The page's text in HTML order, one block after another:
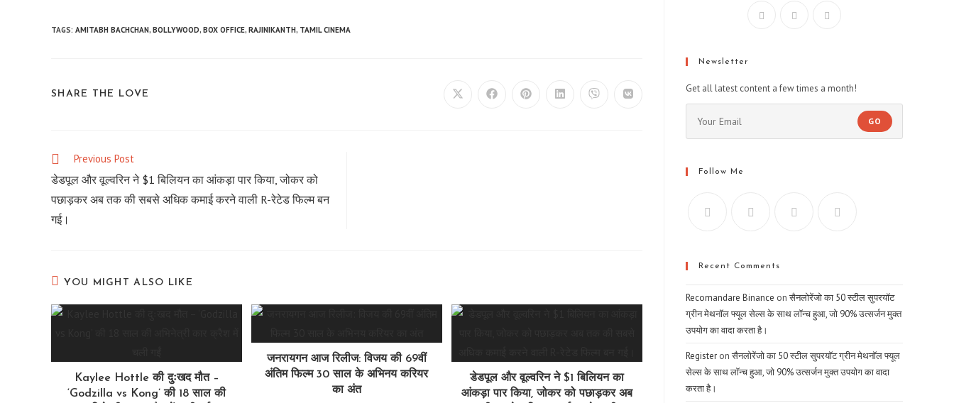
TAGS: AMITABH BACHCHAN, BOLLYWOOD, BOX OFFICE, RAJINIKANTH, TAMIL CINEMA
SHARE THE LOVE Opens Opens Opens Opens Opens Opens
Read
more
articles
Previous Post
डेडपूल और वूल्वरिन ने $1 बिलियन का आंकड़ा पार किया, जोकर को
पछाड़कर अब तक की सबसे अधिक कमाई करने वाली R-रेटेड फिल्म बन
गई।
YOU MIGHT ALSO LIKE
Kaylee Hottle की दुःखद मौत –
‘Godzilla vs Kong’ की 18 साल की
जनरायगन आज रिलीज: विजय की 69वीं
अंतिम फिल्म 30 साल के अभिनय करियर
का अंत
डेडपूल और वूल्वरिन ने $1 बिलियन का
आंकड़ा पार किया, जोकर को पछाड़कर अब
Newsletter
Get all latest content a few times a month!
GO
Follow Me
Recent Comments
Recomandare Binance onसैनलोरेंजो का 50 स्टील सुपरयॉट
ग्रीन मेथनॉल फ्यूल सेल्स के साथ लॉन्च हुआ, जो 90% उत्सर्जन मुक्त
उपयोग का वादा करता है।
Register onसैनलोरेंजो का 50 स्टील सुपरयॉट ग्रीन मेथनॉल फ्यूल
सेल्स के साथ लॉन्च हुआ, जो 90% उत्सर्जन मुक्त उपयोग का वादा
करता है।